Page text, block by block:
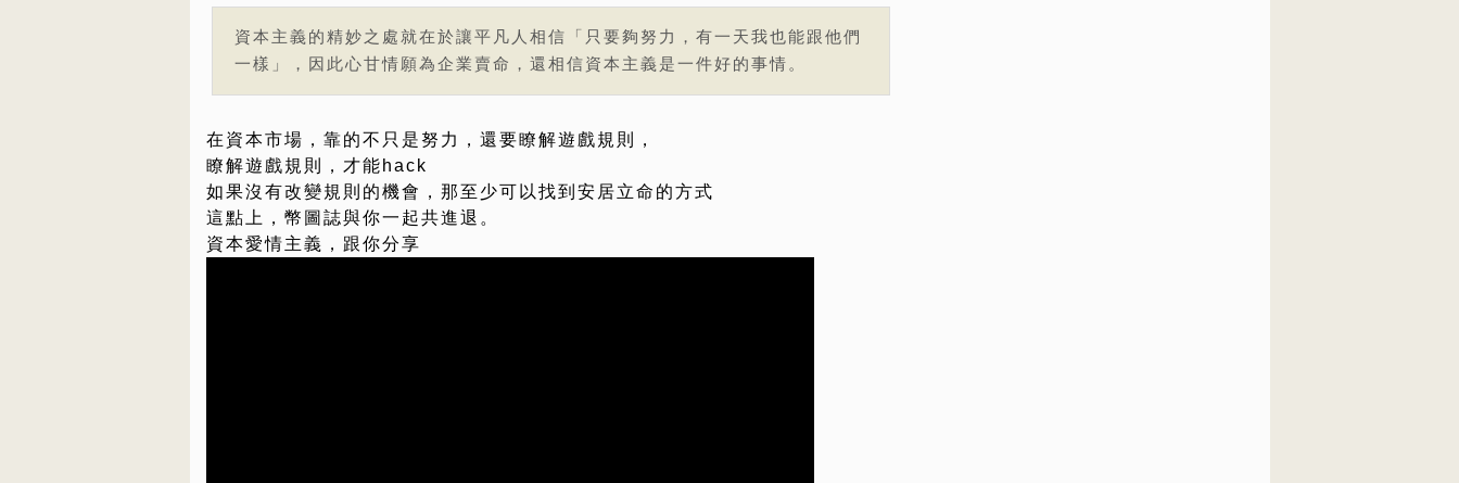
資本主義的精妙之處就在於讓平凡人相信「只要夠努力，有一天我也能跟他們
一樣」，因此心甘情願為企業賣命，還相信資本主義是一件好的事情。
在資本市場，靠的不只是努力，還要瞭解遊戲規則，
瞭解遊戲規則，才能hack
如果沒有改變規則的機會，那至少可以找到安居立命的方式
這點上，幣圖誌與你一起共進退。
資本愛情主義，跟你分享